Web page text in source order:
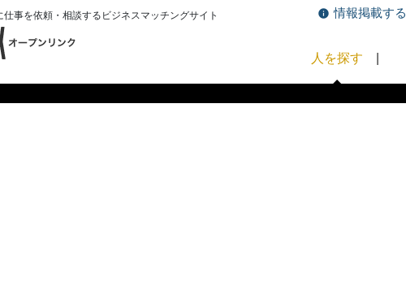
事を依頼・相談するビジネスマッチングサイト
人を探す
情報掲載する